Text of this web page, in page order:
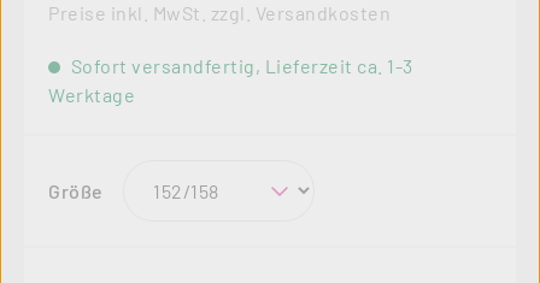
Preise inkl. MwSt. zzgl. Versandkosten
Sofort versandfertig, Lieferzeit ca. 1-3
Werktage
Größe auswählen